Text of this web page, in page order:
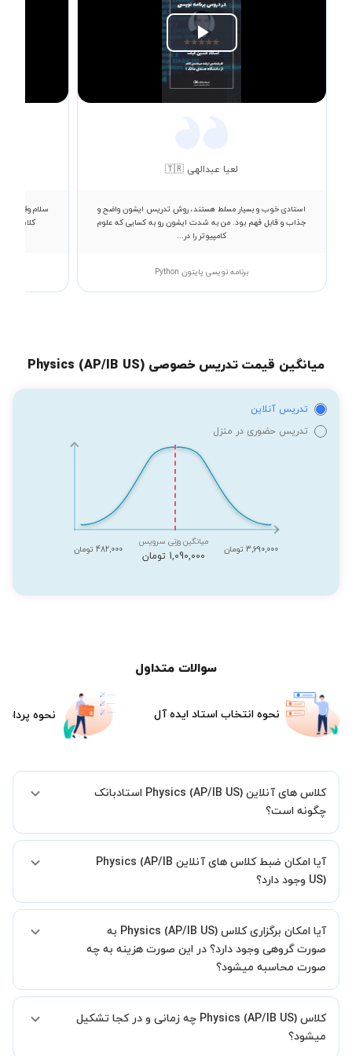
Play
Video
لعیا عبدالهی 🇹🇷
استادی خوب و بسیار مسلط هستند، روش تدریس ایشون واضح و
جذاب و قابل فهم بود. من به شدت ایشون رو به کسایی که علوم
کامپیوتر را در...
برنامه نویسی پایتون Python
سلام وقتتون
کلاس
میانگین قیمت تدریس خصوصی Physics (AP/IB US)
تدریس آنلاین
تدریس حضوری در منزل
3,690,000 تومان
میانگین وزنی سرویس
1,090,000 تومان
482,000 تومان
سوالات متداول
نحوه انتخاب استاد ایده آل نحوه
کلاس های آنلاین Physics (AP/IB US) استادبانک
چگونه است؟
شما میدهیم که استاد شما پیش از جلسه تمامی موارد لازم برای برگزاری
یک کلاس آنلاین با کیفیت و مفید را به شما توضیح خواهند داد.
آیا امکان ضبط کلاس های آنلاین Physics (AP/IB
US) وجود دارد؟
کنید.
آیا امکان برگزاری کلاس Physics (AP/IB US) به
صورت گروهی وجود دارد؟ در این صورت هزینه به چه
صورت محاسبه میشود؟
در صورتیکه مایل هستید کلاس ها را در کنار دوستان و یا آشنایان خود به
صورت گروهی برگزار کنید، این امکان وجود دارد. در این حالت، به ازای هر
کلاس Physics (AP/IB US) چه زمانی و در کجا تشکیل
میشود؟